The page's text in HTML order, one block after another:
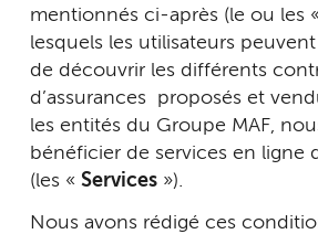
mentionnés ci-après (le ou les «
lesquels les utilisateurs
de découvrir les différents
d’assurances proposés et
les entités du Groupe MAF,
bénéficier de services en ligne
(les « Services »).
Nous avons rédigé ces